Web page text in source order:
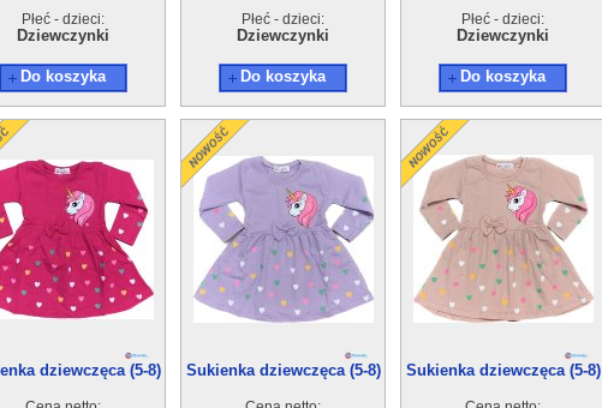
Płeć - dzieci:
Dziewczynki
Do koszyka
Płeć - dzieci:
Dziewczynki
Do koszyka
Płeć - dzieci:
Dziewczynki
Do koszyka
dziewczęca (5-8)
Sukienka dziewczęca (5-8)
Sukienka dziewczęca (5-8)